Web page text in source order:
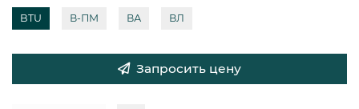
BTU В-ПМ ВА ВЛ
Запросить цену